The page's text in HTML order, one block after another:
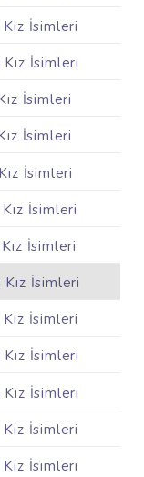
İsimleri
İsimleri
İsimleri
İsimleri
İsimleri
İsimleri
İsimleri
İsimleri
İsimleri
İsimleri
İsimleri
İsimleri
İsimleri